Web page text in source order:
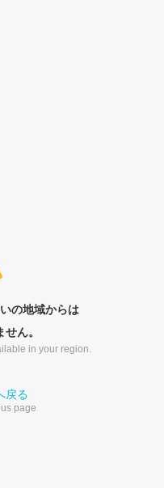
の地域からは
ん。
in your region.
戻る
page